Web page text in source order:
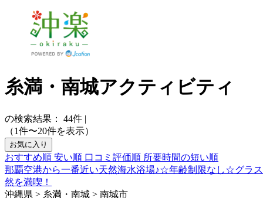
糸満・南城アクティビティ
の検索結果： 44件 |
（1件〜20件を表示）
お気に入り
おすすめ順 安い順 口コミ評価順 所要時間の短い順
那覇空港から一番近い天然海水浴場♪☆年齢制限なし☆グラ
然を満喫！
沖縄県 > 糸満・南城 > 南城市